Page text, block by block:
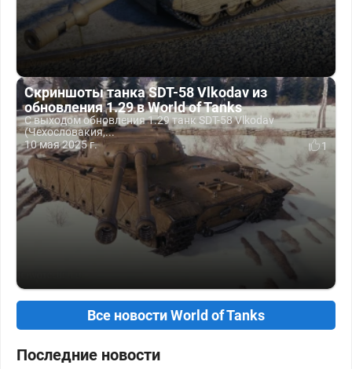
Скриншоты танка SDT-58 Vlkodav из
обновления 1.29 в World of Tanks
С выходом обновления 1.29 танк SDT-58 Vlkodav
(Чехословакия,...
10 мая 2025 г.
1
Все новости World of Tanks
Последние новости